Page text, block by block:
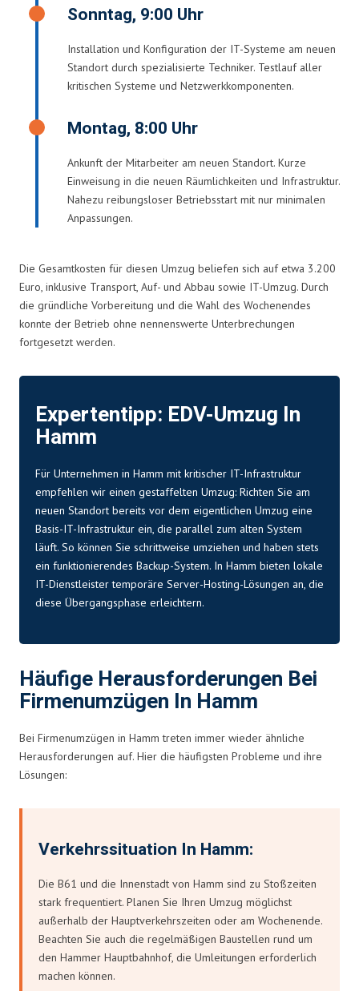
Sonntag, 9:00 Uhr
Installation und Konfiguration der IT-Systeme am neuen
Standort durch spezialisierte Techniker. Testlauf aller
kritischen Systeme und Netzwerkkomponenten.
Montag, 8:00 Uhr
Ankunft der Mitarbeiter am neuen Standort. Kurze
Einweisung in die neuen Räumlichkeiten und Infrastruktur.
Nahezu reibungsloser Betriebsstart mit nur minimalen
Anpassungen.
Die Gesamtkosten für diesen Umzug beliefen sich auf etwa 3.200
Euro, inklusive Transport, Auf- und Abbau sowie IT-Umzug. Durch
die gründliche Vorbereitung und die Wahl des Wochenendes
konnte der Betrieb ohne nennenswerte Unterbrechungen
fortgesetzt werden.
Expertentipp: EDV-Umzug In
Hamm
Für Unternehmen in Hamm mit kritischer IT-Infrastruktur
empfehlen wir einen gestaffelten Umzug: Richten Sie am
neuen Standort bereits vor dem eigentlichen Umzug eine
Basis-IT-Infrastruktur ein, die parallel zum alten System
läuft. So können Sie schrittweise umziehen und haben stets
ein funktionierendes Backup-System. In Hamm bieten lokale
IT-Dienstleister temporäre Server-Hosting-Lösungen an, die
diese Übergangsphase erleichtern.
Häufige Herausforderungen Bei
Firmenumzügen In Hamm
Bei Firmenumzügen in Hamm treten immer wieder ähnliche
Herausforderungen auf. Hier die häufigsten Probleme und ihre
Lösungen:
Verkehrssituation In Hamm:
Die B61 und die Innenstadt von Hamm sind zu Stoßzeiten
stark frequentiert. Planen Sie Ihren Umzug möglichst
außerhalb der Hauptverkehrszeiten oder am Wochenende.
Beachten Sie auch die regelmäßigen Baustellen rund um
den Hammer Hauptbahnhof, die Umleitungen erforderlich
machen können.